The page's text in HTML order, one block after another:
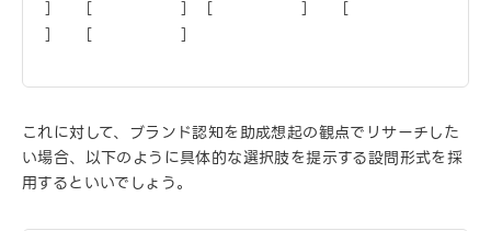
］ ［ ］［ ］ ［
］ ［ ］
これに対して、ブランド認知を助成想起の観点でリサーチした
い場合、以下のように具体的な選択肢を提示する設問形式を採
用するといいでしょう。